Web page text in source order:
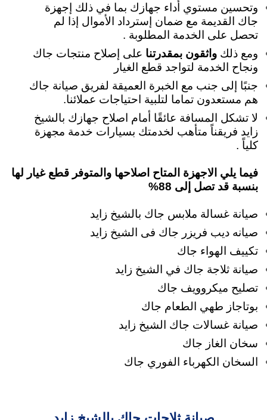
وتحسين مستوي أداء جهازك بما في ذلك إجهزة
جاك القديمة مع ضمان إسترداد الأموال إذا لم
تحصل على الخدمة المطلوبة .
ومع ذلك واثقون بمقدرتنا على إصلاح منتجات جاك
ونجاح الخدمة لتواجد قطع الغيار
جنبًا إلى جنب مع الخبرة العميقة لفريق صيانة جاك
هم مستعدون تماما لتلبية احتياجات عملائنا.
لا تشكل المسافة عائقًا أمام اصلاح جهازك بالشيخ
زايد فريقناً متأهب لخدمتك بسيارات خدمة مجهزة
كلياً .
فيما يلي الاجهزة المتاح اصلاحها والمتوفر قطع غيار لها
بنسبة قد تصل إلى 88%
صيانة غسالة ملابس جاك بالشيخ زايد
صيانه ديب فريزر جاك فى الشيخ زايد
تكييف الهواء جاك
صيانة ثلاجة جاك في الشيخ زايد
تصليح ميكروويف جاك
بوتاجاز طهي الطعام جاك
صيانة غسالات جاك الشيخ زايد
سخان الغاز جاك
السخان الكهرباء الفوري جاك